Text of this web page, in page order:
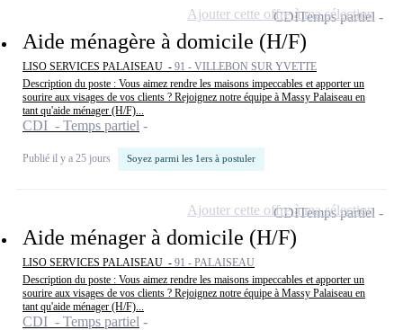
Aide ménagère à domicile (H/F)
LISO SERVICES PALAISEAU - 91 - VILLEBON SUR YVETTE
Description du poste : Vous aimez rendre les maisons impeccables et apporter un
sourire aux visages de vos clients ? Rejoignez notre équipe à Massy Palaiseau en
tant qu'aide ménager (H/F)...
CDI - Temps partiel
Publié il y a 25 jours Soyez parmi les 1ers à postuler
CDITemps partiel
Ajouter cette offre à ma sélection
Aide ménager à domicile (H/F)
LISO SERVICES PALAISEAU - 91 - PALAISEAU
Description du poste : Vous aimez rendre les maisons impeccables et apporter un
sourire aux visages de vos clients ? Rejoignez notre équipe à Massy Palaiseau en
tant qu'aide ménager (H/F)...
CDI - Temps partiel
CDITemps partiel
Ajouter cette offre à ma sélection